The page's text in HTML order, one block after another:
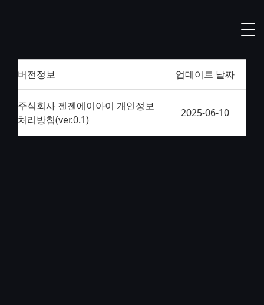
버전정보 업데이트 날짜
주식회사 젠젠에이아이 개인정보
처리방침(ver.0.1)
2025-06-10